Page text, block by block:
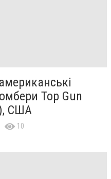
Top Gun
США
10